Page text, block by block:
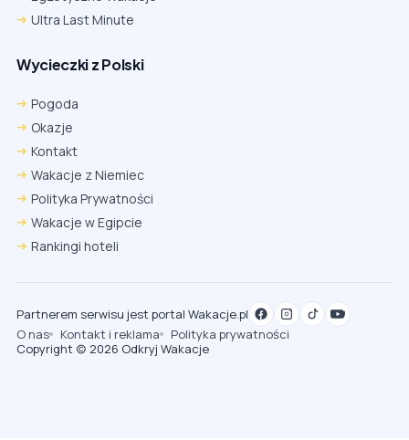
Ultra Last Minute
Wycieczki z Polski
Pogoda
Okazje
Kontakt
Wakacje z Niemiec
Polityka Prywatności
Wakacje w Egipcie
Rankingi hoteli
Partnerem serwisu jest portal Wakacje.pl
O nas
Kontakt i reklama
Polityka prywatności
Copyright (c) 2026 Odkryj Wakacje